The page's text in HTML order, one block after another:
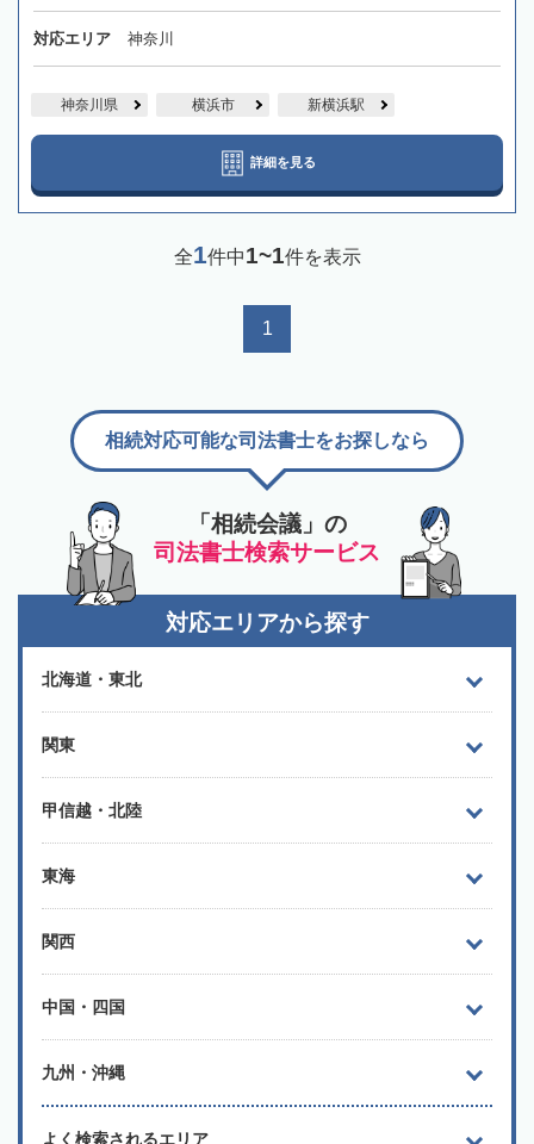
対応エリア 神奈川
神奈川県 横浜市 新横浜駅
詳細を見る
全1件中1~1件を表示
1
「相続会議」の
司法書士検索サービス
相続対応可能な司法書士をお探しなら
対応エリアから探す
北海道・東北
関東
甲信越・北陸
東海
関西
中国・四国
九州・沖縄
よく検索されるエリア